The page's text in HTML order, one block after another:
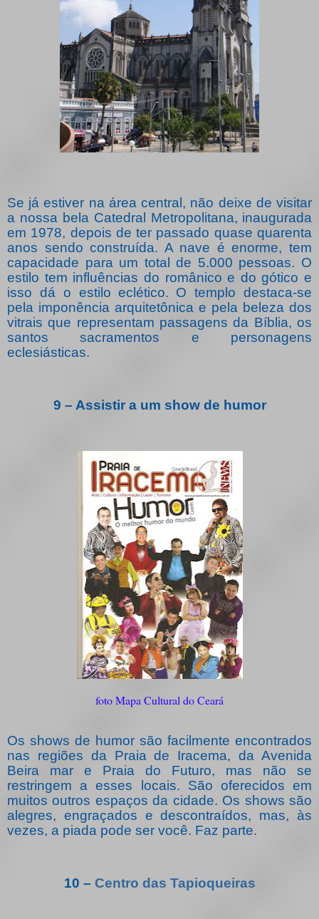
Se já estiver na área central, não deixe de visitar
a nossa bela Catedral Metropolitana, inaugurada
em 1978, depois de ter passado quase quarenta
anos sendo construída. A nave é enorme, tem
capacidade para um total de 5.000 pessoas. O
estilo tem influências do românico e do gótico e
isso dá o estilo eclético. O templo destaca-se
pela imponência arquitetônica e pela beleza dos
vitrais que representam passagens da Bíblia, os
santos sacramentos e personagens
eclesiásticas.
9 – Assistir a um show de humor
foto Mapa Cultural do Ceará
Os shows de humor são facilmente encontrados
nas regiões da Praia de Iracema, da Avenida
Beira mar e Praia do Futuro, mas não se
restringem a esses locais. São oferecidos em
muitos outros espaços da cidade. Os shows são
alegres, engraçados e descontraídos, mas, às
vezes, a piada pode ser você. Faz parte.
10 – Centro das Tapioqueiras